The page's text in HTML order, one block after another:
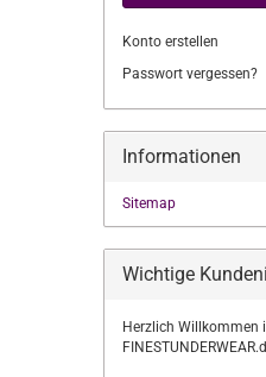
Konto erstellen
Passwort vergessen?
Informationen
Sitemap
Wichtige
Herzlich Willkommen